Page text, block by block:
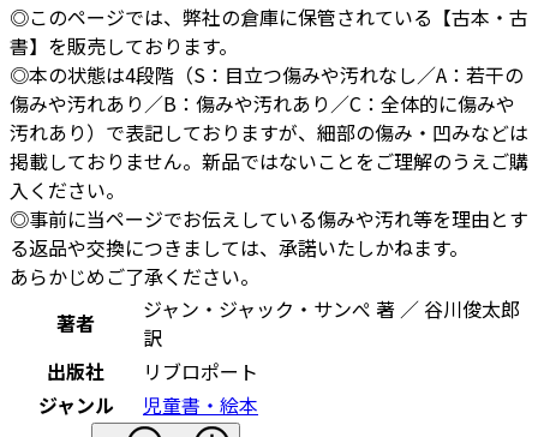
◎このページでは、弊社の倉庫に保管されている【古本・古
書】を販売しております。
◎本の状態は4段階（S：目立つ傷みや汚れなし／A：若干の
傷みや汚れあり／B：傷みや汚れあり／C：全体的に傷みや
汚れあり）で表記しておりますが、細部の傷み・凹みなどは
掲載しておりません。新品ではないことをご理解のうえご購
入ください。
◎事前に当ページでお伝えしている傷みや汚れ等を理由とす
る返品や交換につきましては、承諾いたしかねます。
あらかじめご了承ください。
著者
ジャン・ジャック・サンぺ 著 ／ 谷川俊太郎
訳
出版社
リブロポート
ジャンル
児童書・絵本